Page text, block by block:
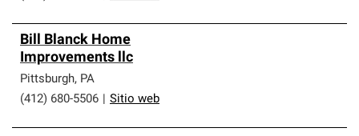
Bill Blanck Home
Improvements llc
Pittsburgh, PA
(412) 680-5506
Sitio web